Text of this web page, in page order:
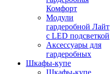
Комфорт
Модули
гардеробной Лайт
с LED подсветкой
Аксессуары для
гардеробных
Шкафы-купе
Шкафы-купе